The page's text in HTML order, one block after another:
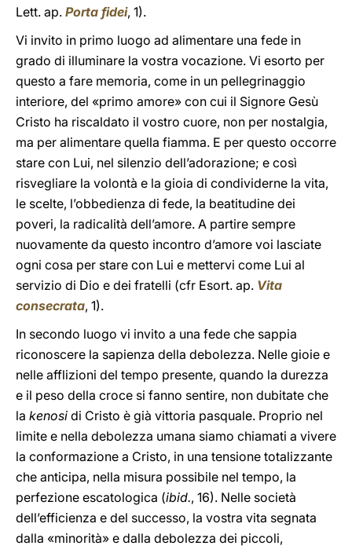
Lett. ap. Porta fidei, 1).
Vi invito in primo luogo ad alimentare una fede in
grado di illuminare la vostra vocazione. Vi esorto per
questo a fare memoria, come in un pellegrinaggio
interiore, del «primo amore» con cui il Signore Gesù
Cristo ha riscaldato il vostro cuore, non per nostalgia,
ma per alimentare quella fiamma. E per questo occorre
stare con Lui, nel silenzio dell’adorazione; e così
risvegliare la volontà e la gioia di condividerne la vita,
le scelte, l’obbedienza di fede, la beatitudine dei
poveri, la radicalità dell’amore. A partire sempre
nuovamente da questo incontro d’amore voi lasciate
ogni cosa per stare con Lui e mettervi come Lui al
servizio di Dio e dei fratelli (cfr Esort. ap. Vita
consecrata, 1).
In secondo luogo vi invito a una fede che sappia
riconoscere la sapienza della debolezza. Nelle gioie e
nelle afflizioni del tempo presente, quando la durezza
e il peso della croce si fanno sentire, non dubitate che
la kenosi di Cristo è già vittoria pasquale. Proprio nel
limite e nella debolezza umana siamo chiamati a vivere
la conformazione a Cristo, in una tensione totalizzante
che anticipa, nella misura possibile nel tempo, la
perfezione escatologica (ibid., 16). Nelle società
dell’efficienza e del successo, la vostra vita segnata
dalla «minorità» e dalla debolezza dei piccoli,